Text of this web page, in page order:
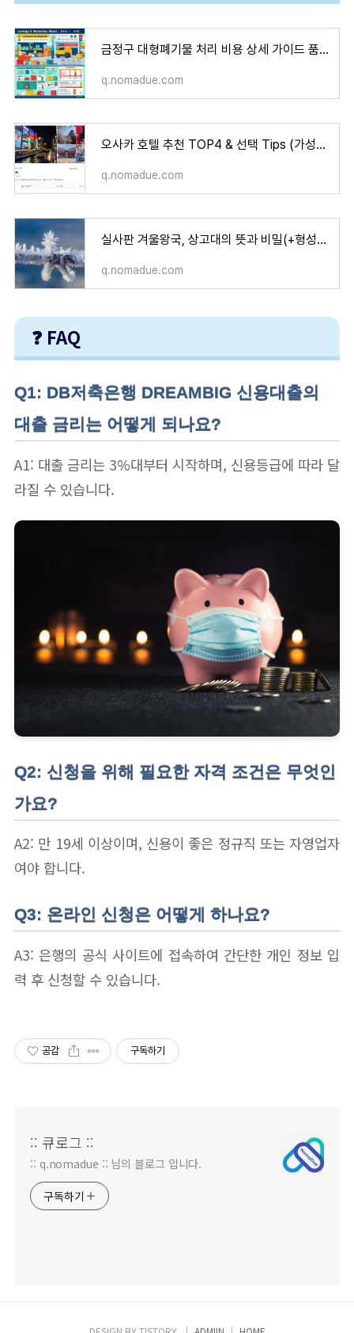
금정구 대형폐기물 처리 비용 상세 가이드 품목별 비용 신청 방법 처리 절차까지 폐기물 처리 비
q.nomadue.com
오사카 호텔 추천 TOP4 & 선택 Tips (가성비 가격 위치 접근성 편의시설)
q.nomadue.com
실사판 겨울왕국, 상고대의 뜻과 비밀(+형성조건 설경명소 사진촬영팁)
q.nomadue.com
❓ FAQ
Q1: DB저축은행 DREAMBIG 신용대출의
대출 금리는 어떻게 되나요?
A1: 대출 금리는 3%대부터 시작하며, 신용등급에 따라 달
라질 수 있습니다.
Q2: 신청을 위해 필요한 자격 조건은 무엇인
가요?
A2: 만 19세 이상이며, 신용이 좋은 정규직 또는 자영업자
여야 합니다.
Q3: 온라인 신청은 어떻게 하나요?
A3: 은행의 공식 사이트에 접속하여 간단한 개인 정보 입
력 후 신청할 수 있습니다.
공감 구독하기
:: 큐로그 ::
:: q.nomadue :: 님의 블로그 입니다.
구독하기